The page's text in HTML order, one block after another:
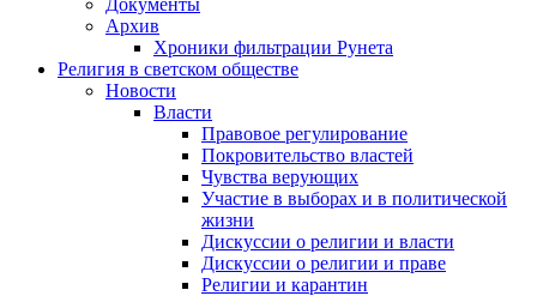
Документы
Архив
Хроники фильтрации Рунета
Религия в светском обществе
Новости
Власти
Правовое регулирование
Покровительство властей
Чувства верующих
Участие в выборах и в политической
жизни
Дискуссии о религии и власти
Дискуссии о религии и праве
Религии и карантин